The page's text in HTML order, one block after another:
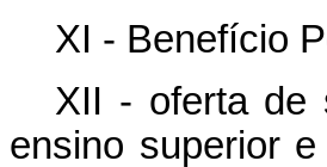
XI - Benefício
XII - oferta de
ensino superior